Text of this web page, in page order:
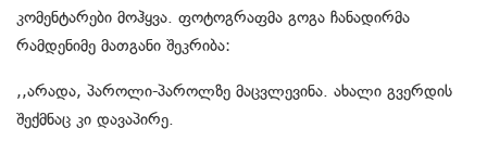
კომენტარები მოჰყვა. ფოტოგრაფმა გოგა ჩანადირმა
რამდენიმე მათგანი შეკრიბა:
,,არადა, პაროლი-პაროლზე მაცვლევინა. ახალი გვერდის
შექმნაც კი დავაპირე.